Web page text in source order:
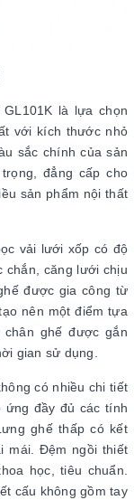
là lựa chọn
với kích thước nhỏ
sắc chính của sản
đẳng cấp cho
sản phẩm nội thất
vải lưới xốp có độ
chắn, căng lưới chịu
được gia công từ
nên một điểm tựa
ghế được gắn
gian sử dụng.
có nhiều chi tiết
ứng đầy đủ các tính
ghế thấp có kết
mái. Đệm ngồi thiết
học, tiêu chuẩn.
cấu không gồm tay